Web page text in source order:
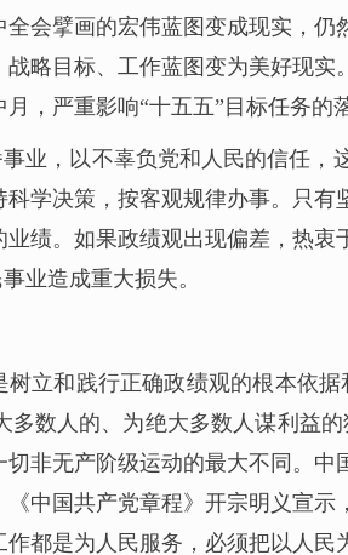
会擘画的宏伟蓝图变成现实，
略目标、工作蓝图变为美好现
，严重影响“十五五”目标任务的
业，以不辜负党和人民的信任
学决策，按客观规律办事。只
绩。如果政绩观出现偏差，热
业造成重大损失。
立和践行正确政绩观的根本依
数人的、为绝大多数人谋利益
非无产阶级运动的最大不同。
中国共产党章程》开宗明义宣
都是为人民服务，必须把以人